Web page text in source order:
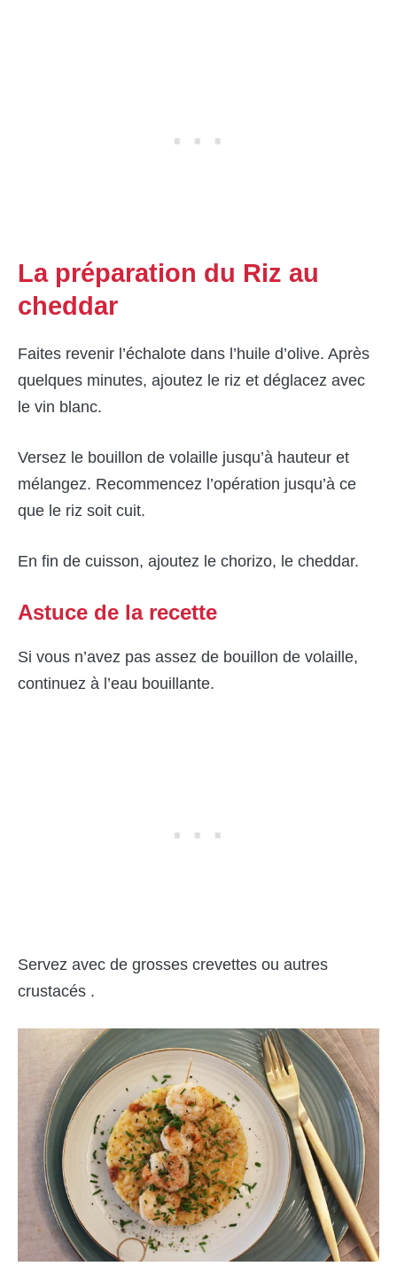
La préparation du Riz au
cheddar
Faites revenir l’échalote dans l’huile d’olive. Après
quelques minutes, ajoutez le riz et déglacez avec
le vin blanc.
Versez le bouillon de volaille jusqu’à hauteur et
mélangez. Recommencez l’opération jusqu’à ce
que le riz soit cuit.
En fin de cuisson, ajoutez le chorizo, le cheddar.
Astuce de la recette
Si vous n’avez pas assez de bouillon de volaille,
continuez à l’eau bouillante.
Servez avec de grosses crevettes ou autres
crustacés .